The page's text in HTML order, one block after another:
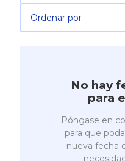
Ordenar por
No hay
para
Póngase en
para que
nueva fecha